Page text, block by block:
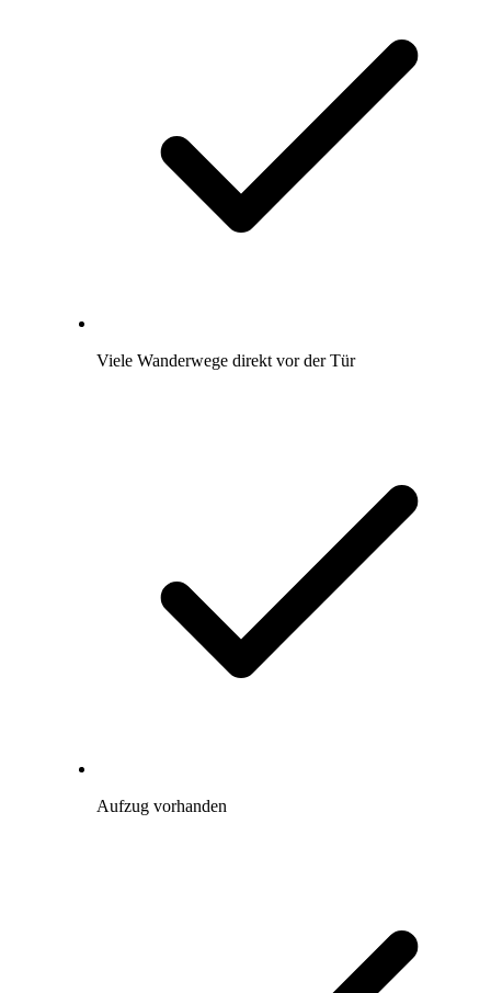
Viele Wanderwege direkt vor der Tür
Aufzug vorhanden